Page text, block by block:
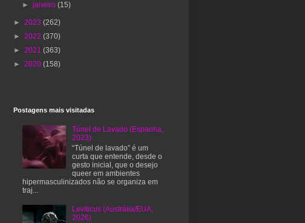
►janeiro(15)
► 2023 (262)
► 2022 (370)
► 2021 (363)
► 2020 (158)
Postagens mais visitadas
Túnel de Lavado (Espanha,
2023)
“Túnel de lavado” é um
curta que entende, desde o
gesto inicial, que o desejo
queer em ambientes
hipermasculinizados não se organiza em
traj...
Leviticus (Austrália/EUA,
2026)